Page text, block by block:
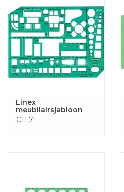
Linex
meubilairsjabloon
€11,71